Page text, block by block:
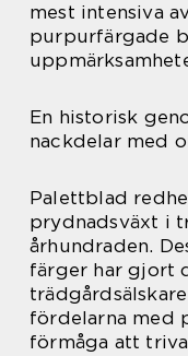
mest intensiva
purpurfärgade
En historisk
nackdelar med
Palettblad
prydnadsväxt i
århundraden.
färger har gjort
fördelarna med
förmåga att